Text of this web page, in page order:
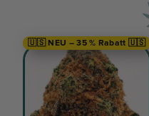
🇺🇸 NEU – 35 % Rabatt 🇺🇸